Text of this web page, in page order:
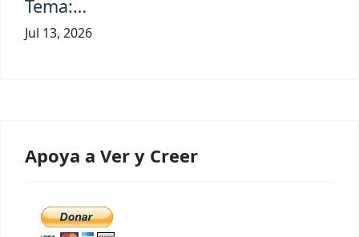
Tema:…
Jul 13, 2026
Apoya a Ver y Creer